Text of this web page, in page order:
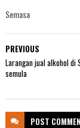
Semasa
PREVIOUS
Larangan jual alkohol di
semula
POST